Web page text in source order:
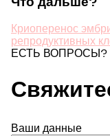
Что дальше?
Криоперенос
репродуктивных
ЕСТЬ ВОПРОСЫ?
Ваши данные